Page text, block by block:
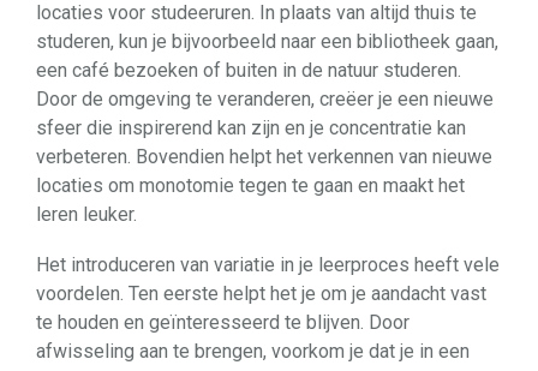
locaties voor studeeruren. In plaats van altijd thuis te
studeren, kun je bijvoorbeeld naar een bibliotheek gaan,
een café bezoeken of buiten in de natuur studeren.
Door de omgeving te veranderen, creëer je een nieuwe
sfeer die inspirerend kan zijn en je concentratie kan
verbeteren. Bovendien helpt het verkennen van nieuwe
locaties om monotomie tegen te gaan en maakt het
leren leuker.
Het introduceren van variatie in je leerproces heeft vele
voordelen. Ten eerste helpt het je om je aandacht vast
te houden en geïnteresseerd te blijven. Door
afwisseling aan te brengen, voorkom je dat je in een